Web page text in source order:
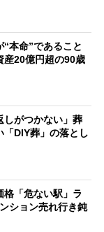
“本命”であること
産20億円超の90歳
しがつかない」葬
「DIY葬」の落とし
格「危ない駅」ラ
ション売れ行き鈍